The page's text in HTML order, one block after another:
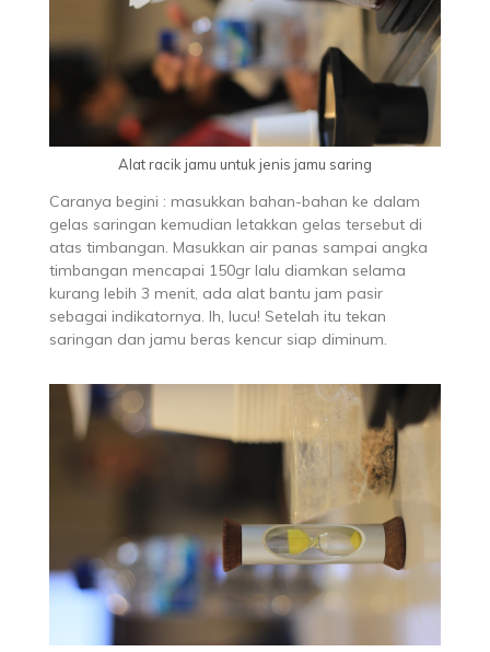
Alat racik jamu untuk jenis jamu saring
Caranya begini : masukkan bahan-bahan ke dalam
gelas saringan kemudian letakkan gelas tersebut di
atas timbangan. Masukkan air panas sampai angka
timbangan mencapai 150gr lalu diamkan selama
kurang lebih 3 menit, ada alat bantu jam pasir
sebagai indikatornya. Ih, lucu! Setelah itu tekan
saringan dan jamu beras kencur siap diminum.